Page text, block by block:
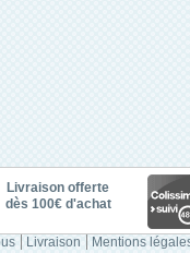
Livraison offerte
dès 100€ d'achat
Livraison Mentions